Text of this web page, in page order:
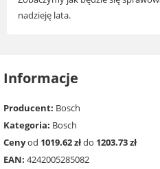
nadzieję lata.
Informacje
Producent: Bosch
Kategoria: Bosch
Cenyod 1019.62 złdo 1203.73 zł
EAN: 4242005285082